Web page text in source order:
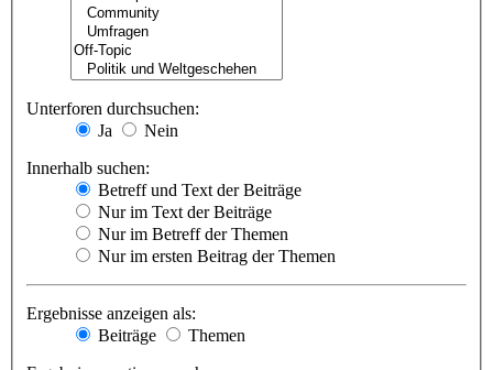
Unterforen durchsuchen:
Ja
Nein
Innerhalb suchen:
Betreff und Text der Beiträge
Nur im Text der Beiträge
Nur im Betreff der Themen
Nur im ersten Beitrag der Themen
Ergebnisse anzeigen als:
Beiträge
Themen